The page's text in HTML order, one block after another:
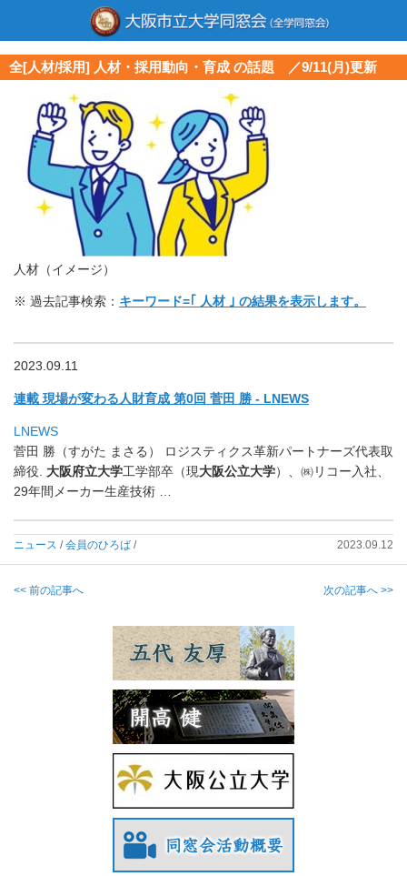
全[人材/採用] 人材・採用動向・育成 の話題 ／9/11(月)更新
人材（イメージ）
※ 過去記事検索： キーワード=｢ 人材 ｣ の結果を表示します。
2023.09.11
連載 現場が変わる人財育成 第0回 菅田 勝 - LNEWS
LNEWS
菅田 勝（すがた まさる） ロジスティクス革新パートナーズ代表取
締役. 大阪府立大学工学部卒（現大阪公立大学）、㈱リコー入社、
29年間メーカー生産技術 …
ニュース /会員のひろば / 2023.09.12
<< 前の記事へ 次の記事へ >>